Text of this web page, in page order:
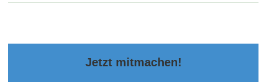
Jetzt mitmachen!